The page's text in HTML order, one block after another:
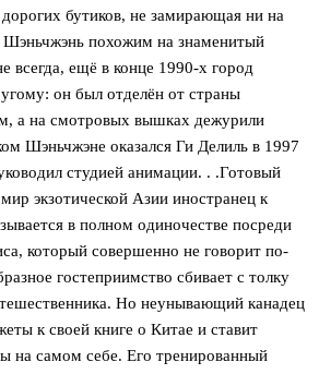
бутиков, не замирающая ни на
Шэньчжэнь похожим на знаменитый
всегда, ещё в конце 1990-х город
он был отделён от страны
а на смотровых вышках дежурили
Шэньчжэне оказался Ги Делиль в 1997
студией анимации. . .Готовый
экзотической Азии иностранец к
в полном одиночестве посреди
который совершенно не говорит по-
гостеприимство сбивает с толку
Но неунывающий канадец
к своей книге о Китае и ставит
на самом себе. Его тренированный